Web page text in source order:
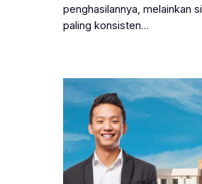
penghasilannya, melainkan
paling konsisten…